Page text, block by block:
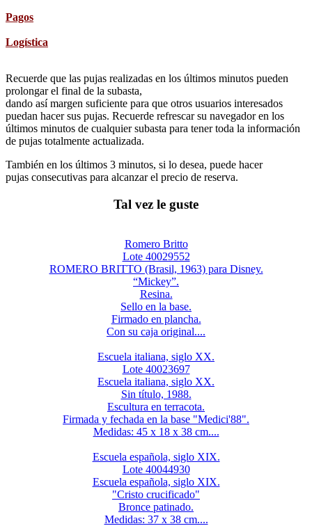
Pagos
Logística
Recuerde que las pujas realizadas en los últimos minutos pueden
prolongar el final de la subasta,
dando así margen suficiente para que otros usuarios interesados
puedan hacer sus pujas. Recuerde refrescar su navegador en los
últimos minutos de cualquier subasta para tener toda la información
de pujas totalmente actualizada.
También en los últimos 3 minutos, si lo desea, puede hacer
pujas consecutivas para alcanzar el precio de reserva.
Tal vez le guste
Romero Britto
Lote 40029552
ROMERO BRITTO (Brasil, 1963) para Disney.
“Mickey”.
Resina.
Sello en la base.
Firmado en plancha.
Con su caja original....
Escuela italiana, siglo XX.
Lote 40023697
Escuela italiana, siglo XX.
Sin título, 1988.
Escultura en terracota.
Firmada y fechada en la base "Medici'88".
Medidas: 45 x 18 x 38 cm....
Escuela española, siglo XIX.
Lote 40044930
Escuela española, siglo XIX.
"Cristo crucificado"
Bronce patinado.
Medidas: 37 x 38 cm....